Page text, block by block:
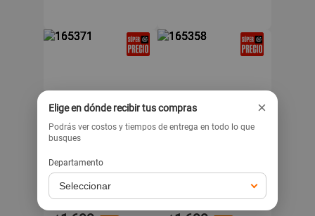
PARAISO
Cama Boxet Paraíso
Pocket Max 2 Plazas
Chocolate
Cama Boxet Paraíso
Champagne
Elige en dónde recibir tus compras ×
Podrás ver costos y tiempos de entrega en todo lo que
busques
Departamento